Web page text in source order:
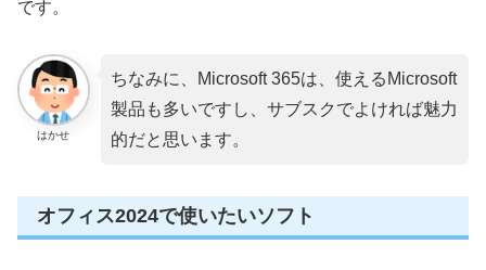
です。
はかせ
ちなみに、Microsoft 365は、使えるMicrosoft
製品も多いですし、サブスクでよければ魅力
的だと思います。
オフィス2024で使いたいソフト